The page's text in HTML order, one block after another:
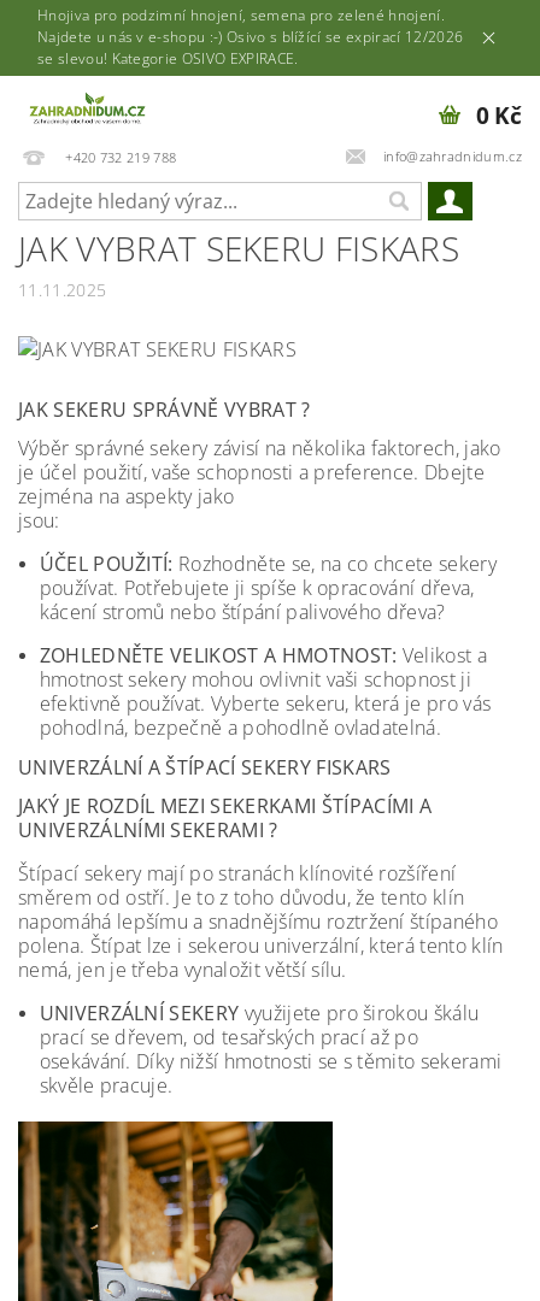
Hnojiva pro podzimní hnojení, semena pro zelené hnojení.
Najdete u nás v e-shopu :-) Osivo s blížící se expirací 12/2026
se slevou! Kategorie OSIVO EXPIRACE.
+420 732 219 788 info@zahradnidum.cz
0 Kč
JAK VYBRAT SEKERU FISKARS
11.11.2025
JAK SEKERU SPRÁVNĚ VYBRAT ?
Výběr správné sekery závisí na několika faktorech, jako
je účel použití, vaše schopnosti a preference. Dbejte
zejména na aspekty jako
jsou:
ÚČEL POUŽITÍ: Rozhodněte se, na co chcete sekery
používat. Potřebujete ji spíše k opracování dřeva,
kácení stromů nebo štípání palivového dřeva?
ZOHLEDNĚTE VELIKOST A HMOTNOST: Velikost a
hmotnost sekery mohou ovlivnit vaši schopnost ji
efektivně používat. Vyberte sekeru, která je pro vás
pohodlná, bezpečně a pohodlně ovladatelná.
UNIVERZÁLNÍ A ŠTÍPACÍ SEKERY FISKARS
JAKÝ JE ROZDÍL MEZI SEKERKAMI ŠTÍPACÍMI A
UNIVERZÁLNÍMI SEKERAMI ?
Štípací sekery mají po stranách klínovité rozšíření
směrem od ostří. Je to z toho důvodu, že tento klín
napomáhá lepšímu a snadnějšímu roztržení štípaného
polena. Štípat lze i sekerou univerzální, která tento klín
nemá, jen je třeba vynaložit větší sílu.
UNIVERZÁLNÍ SEKERY využijete pro širokou škálu
prací se dřevem, od tesařských prací až po
osekávání. Díky nižší hmotnosti se s těmito sekerami
skvěle pracuje.